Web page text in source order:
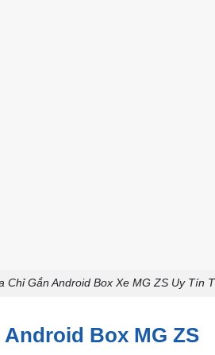
Chỉ Gắn Android Box Xe MG ZS Uy Tín
Box MG ZS